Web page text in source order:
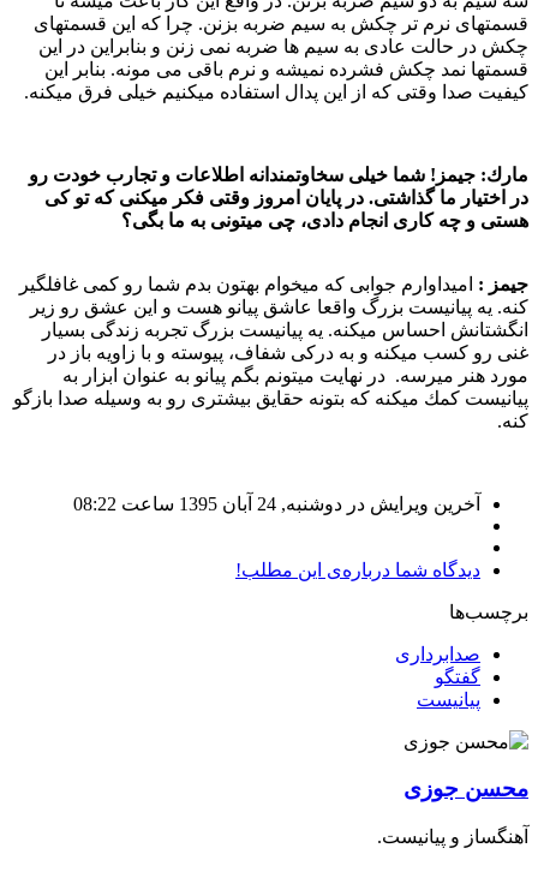
قسمتهای نرم تر چكش به سیم ضربه بزنن. چرا كه این قسمتهای
چكش در حالت عادی به سیم ها ضربه نمی زنن و بنابراین در این
قسمتها نمد چكش فشرده نمیشه و نرم باقی می مونه. بنابر این
كیفیت صدا وقتی كه از این پدال استفاده میكنیم خیلی فرق میكنه.
مارك: جیمز! شما خیلی سخاوتمندانه اطلاعات و تجارب خودت رو
در اختیار ما گذاشتی. در پایان امروز وقتی فكر میكنی كه تو كی
هستی و چه كاری انجام دادی، چی میتونی به ما بگی؟
جیمز :‌ امیداوارم جوابی كه میخوام بهتون بدم شما رو كمی غافلگیر
كنه. یه پیانیست بزرگ واقعا عاشق پیانو هست و این عشق رو زیر
انگشتانش احساس میكنه. یه پیانیست بزرگ تجربه زندگی بسیار
غنی رو كسب میكنه و به دركی شفاف، پیوسته و با زاویه باز در
مورد هنر میرسه. در نهایت میتونم بگم پیانو به عنوان ابزار به
پیانیست كمك میكنه كه بتونه حقایق بیشتری رو به وسیله صدا بازگو
كنه.
آخرین ویرایش در دوشنبه, 24 آبان 1395 ساعت 08:22
دیدگاه شما درباره‌ی این مطلب!
برچسب‌ها
صدابرداری
گفتگو
پیانیست
محسن جوزی
آهنگساز و پیانیست.